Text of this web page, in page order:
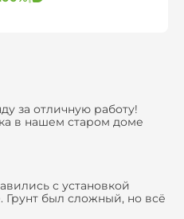
за отличную работу!
в нашем старом доме
но ребята справились на
и профессионально.
не пытались
с выбором и
позволило нам
и демонтаж
обновили
с установкой
Грунт был сложный, но всё
Помогли выбрать